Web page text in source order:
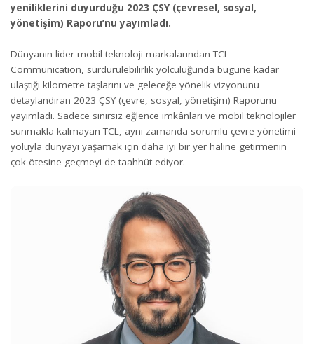
yeniliklerini duyurduğu 2023 ÇSY (çevresel, sosyal,
yönetişim) Raporu’nu yayımladı.
Dünyanın lider mobil teknoloji markalarından TCL
Communication, sürdürülebilirlik yolculuğunda bugüne kadar
ulaştığı kilometre taşlarını ve geleceğe yönelik vizyonunu
detaylandıran 2023 ÇSY (çevre, sosyal, yönetişim) Raporunu
yayımladı. Sadece sınırsız eğlence imkânları ve mobil teknolojiler
sunmakla kalmayan TCL, aynı zamanda sorumlu çevre yönetimi
yoluyla dünyayı yaşamak için daha iyi bir yer haline getirmenin
çok ötesine geçmeyi de taahhüt ediyor.